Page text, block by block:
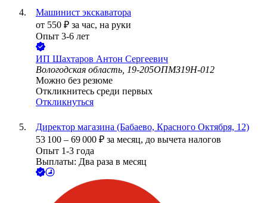
Машинист экскаватора
от 550 ₽ за час, на руки
Опыт 3-6 лет
ИП Шахтаров Антон Сергеевич
Вологодская область, 19-205ОПМЗ19Н-012
Можно без резюме
Откликнитесь среди первых
Откликнуться
Директор магазина (Бабаево, Красного Октября, 12)
53 100 – 69 000 ₽ за месяц, до вычета налогов
Опыт 1-3 года
Выплаты: Два раза в месяц